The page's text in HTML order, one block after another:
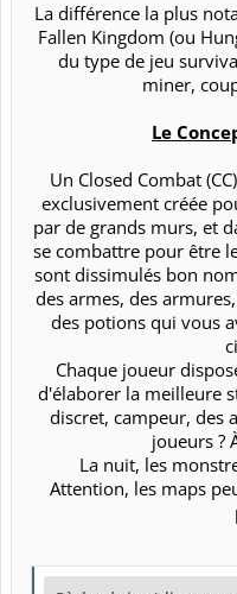
La différence la plus
Fallen Kingdom (ou
du type de jeu
miner,
Le
Un Closed Combat
exclusivement créée
par de grands murs, et
se combattre pour être
sont dissimulés bon
des armes, des
des potions qui vous
Chaque joueur
d'élaborer la meilleure
discret, campeur, des
joueurs ?
La nuit, les
Attention, les maps